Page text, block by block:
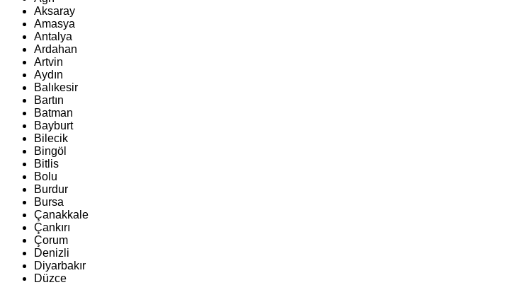
Aksaray
Amasya
Antalya
Ardahan
Artvin
Aydın
Balıkesir
Bartın
Batman
Bayburt
Bilecik
Bingöl
Bitlis
Bolu
Burdur
Bursa
Çanakkale
Çankırı
Çorum
Denizli
Diyarbakır
Düzce